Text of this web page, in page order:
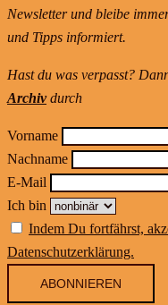
Newsletter und bleibe
und Tipps informiert.
Hast du was verpasst?
Archivdurch
Vorname
Nachname
E-Mail
Ich bin
Indem Du fortfährst,
Datenschutzerklärung.